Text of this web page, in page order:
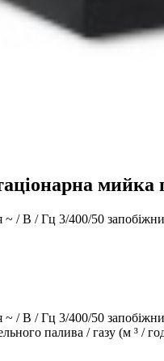
~ / В / Гц 3/400/50
~ / В / Гц 3/400/50
палива / газу (м ³ /